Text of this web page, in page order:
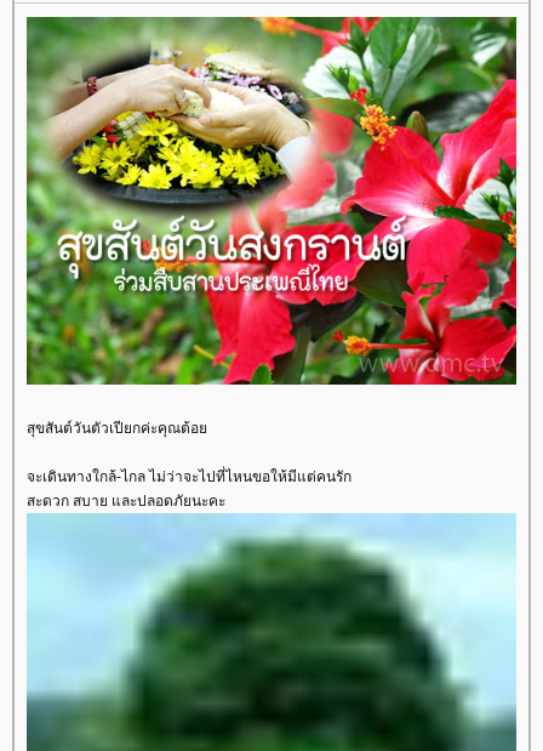
สุขสันต์วันตัวเปียกค่ะคุณต้อ
จะเดินทางใกล้-ไกล ไม่ว่าจะไปที่ไหนขอให้มีแต่คนรัก
สะดวก สบาย และปลอดภัยนะคะ